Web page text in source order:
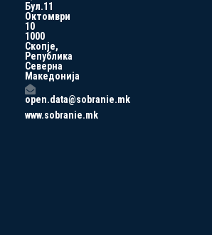
Бул.11
Октомври
10
1000
Скопје,
Република
Северна
Македонија
open.data@sobranie.mk
www.sobranie.mk